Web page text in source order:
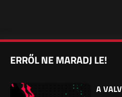
ERRŐL NE MARADJ LE!
A